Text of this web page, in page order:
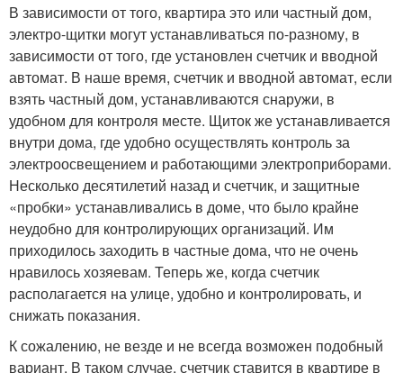
В зависимости от того, квартира это или частный дом,
электро-щитки могут устанавливаться по-разному, в
зависимости от того, где установлен счетчик и вводной
автомат. В наше время, счетчик и вводной автомат, если
взять частный дом, устанавливаются снаружи, в
удобном для контроля месте. Щиток же устанавливается
внутри дома, где удобно осуществлять контроль за
электроосвещением и работающими электроприборами.
Несколько десятилетий назад и счетчик, и защитные
«пробки» устанавливались в доме, что было крайне
неудобно для контролирующих организаций. Им
приходилось заходить в частные дома, что не очень
нравилось хозяевам. Теперь же, когда счетчик
располагается на улице, удобно и контролировать, и
снижать показания.
К сожалению, не везде и не всегда возможен подобный
вариант. В таком случае, счетчик ставится в квартире в